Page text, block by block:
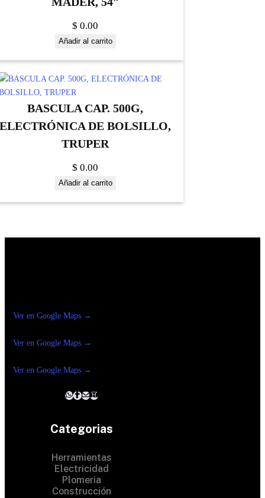
$ 0.00
Añadir al carrito
BASCULA CAP. 500G,
ELECTRÓNICA DE BOLSILLO,
TRUPER
$ 0.00
Añadir al carrito
Ver en Google Maps →
Ver en Google Maps →
Ver en Google Maps →
Categorias
Herramientas
Electricidad
Plomeria
Construcción